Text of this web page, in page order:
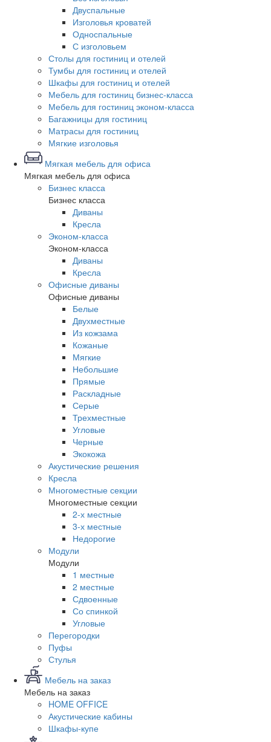
Двуспальные
Изголовья кроватей
Односпальные
С изголовьем
Столы для гостиниц и отелей
Тумбы для гостиниц и отелей
Шкафы для гостиниц и отелей
Мебель для гостиниц бизнес-класса
Мебель для гостиниц эконом-класса
Багажницы для гостиниц
Матрасы для гостиниц
Мягкие изголовья
Мягкая мебель для офиса
Мягкая мебель для офиса
Бизнес класса
Бизнес класса
Диваны
Кресла
Эконом-класса
Эконом-класса
Диваны
Кресла
Офисные диваны
Офисные диваны
Белые
Двухместные
Из кожзама
Кожаные
Мягкие
Небольшие
Прямые
Раскладные
Серые
Трехместные
Угловые
Черные
Экокожа
Акустические решения
Кресла
Многоместные секции
Многоместные секции
2-х местные
3-х местные
Недорогие
Модули
Модули
1 местные
2 местные
Сдвоенные
Со спинкой
Угловые
Перегородки
Пуфы
Стулья
Мебель на заказ
Мебель на заказ
HOME OFFICE
Акустические кабины
Шкафы-купе